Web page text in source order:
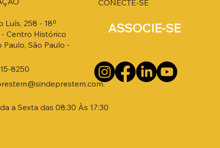
Luís, 258 - 18º
Centro Histórico
Paulo, São Paulo -
8250
a Sexta das 08:30 Às 17:30
ASSOCIE-SE
CONECTE-SE